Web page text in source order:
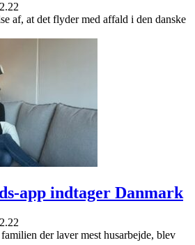
af, at det flyder med affald i den danske
app indtager Danmark
der laver mest husarbejde, blev